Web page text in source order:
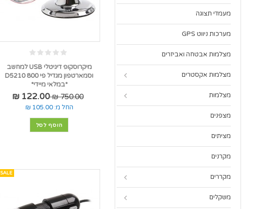
מיקרוסקופ דיגיטלי USB למחשב
וסמארטפון מגדיל פי 800 D5210
*במלאי מיידי*
750.00 ₪
122.00 ₪
החל מ: 105.00 ₪
הוסף לסל
SALE
מעמדי תצוגה
מערכות ניווט GPS
מצלמות אבטחה ואביזרים
מצלמות אקסטרים
מצלמות
מצפנים
מציתים
מקרנים
מקררים
משקלים